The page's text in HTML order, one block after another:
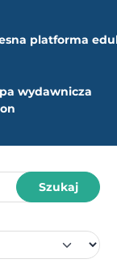
platforma
wydawnicza
Szukaj